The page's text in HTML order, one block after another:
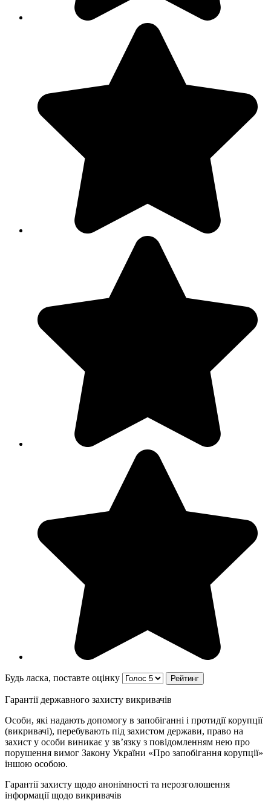
Будь ласка, поставте оцінку
Гарантії державного захисту викривачів
Особи, які надають допомогу в запобіганні і протидії корупції
(викривачі), перебувають під захистом держави, право на
захист у особи виникає у зв’язку з повідомленням нею про
порушення вимог Закону України «Про запобігання корупції»
іншою особою.
Гарантії захисту щодо анонімності та нерозголошення
інформації щодо викривачів